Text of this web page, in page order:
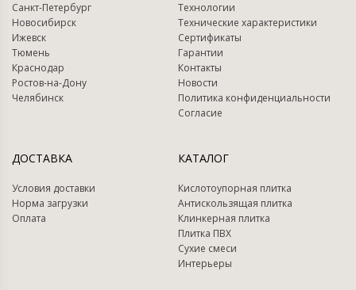
Санкт-Петербург
Новосибирск
Ижевск
Тюмень
Краснодар
Ростов-на-Дону
Челябинск
Технологии
Технические характеристики
Сертификаты
Гарантии
Контакты
Новости
Политика конфиденциальности
Согласие
ДОСТАВКА
Условия доставки
Норма загрузки
Оплата
КАТАЛОГ
Кислотоупорная плитка
Антискользящая плитка
Клинкерная плитка
Плитка ПВХ
Сухие смеси
Интерьеры